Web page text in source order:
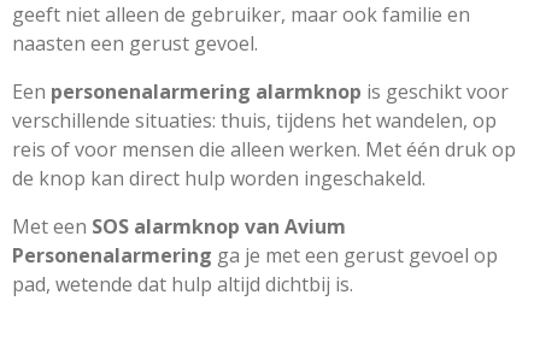
geeft niet alleen de gebruiker, maar ook familie en
naasten een gerust gevoel.
Een personenalarmering alarmknop is geschikt voor
verschillende situaties: thuis, tijdens het wandelen, op
reis of voor mensen die alleen werken. Met één druk op
de knop kan direct hulp worden ingeschakeld.
Met een SOS alarmknop van Avium
Personenalarmering ga je met een gerust gevoel op
pad, wetende dat hulp altijd dichtbij is.